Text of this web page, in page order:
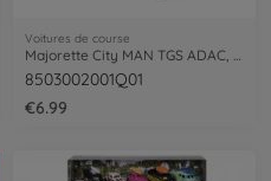
Voitures de course
Majorette City MAN TGS ADAC, dépanneuse avec Ford GT
8503002001Q01
€6.99